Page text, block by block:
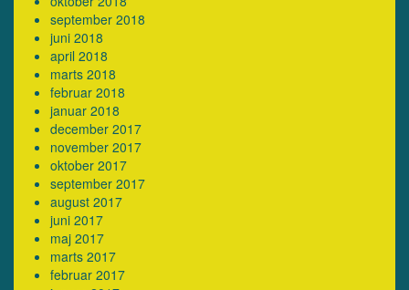
september 2018
juni 2018
april 2018
marts 2018
februar 2018
januar 2018
december 2017
november 2017
oktober 2017
september 2017
august 2017
juni 2017
maj 2017
marts 2017
februar 2017